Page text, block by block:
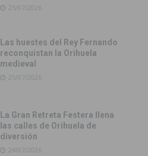
25/07/2026
Las huestes del Rey Fernando
reconquistan la Orihuela
medieval
25/07/2026
La Gran Retreta Festera llena
las calles de Orihuela de
diversión
24/07/2026